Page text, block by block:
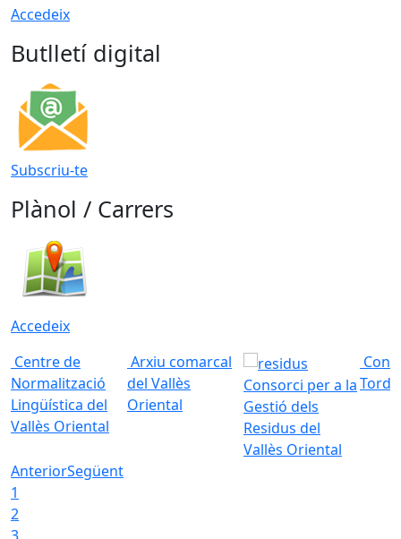
Accedeix
Butlletí digital
Subscriu-te
Plànol / Carrers
Accedeix
Centre de
Normalització
Lingüística del
Vallès Oriental
Arxiu comarcal
del Vallès
Oriental
Consorci per a la
Gestió dels
Residus del
Vallès Oriental
AnteriorSegüent
1
2